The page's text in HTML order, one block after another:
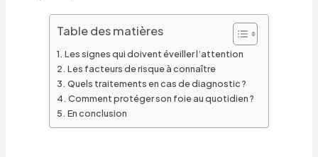
Table des matières
Les signes qui doivent éveiller l’attention
Les facteurs de risque à connaître
Quels traitements en cas de diagnostic ?
Comment protéger son foie au quotidien ?
En conclusion